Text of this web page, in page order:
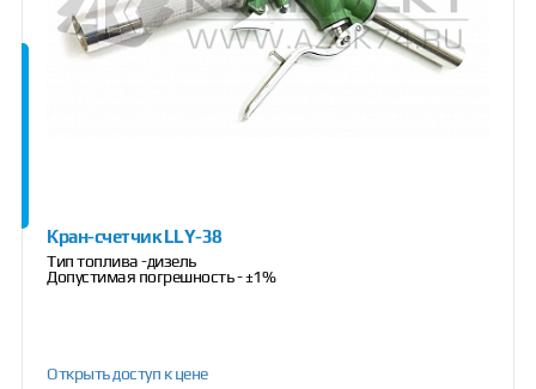
Кран-счетчик LLY-38
Тип топлива -дизель
Допустимая погрешность - ±1%
Открыть доступ к цене